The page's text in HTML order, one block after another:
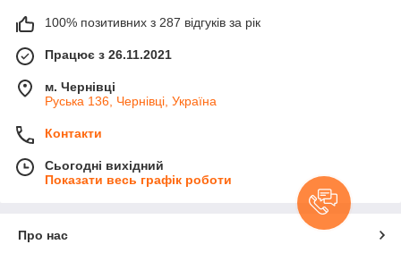
100% позитивних з 287 відгуків за рік
Працює з 26.11.2021
м. Чернівці
Руська 136, Чернівці, Україна
Контакти
Сьогодні вихідний
Показати весь графік роботи
Про нас